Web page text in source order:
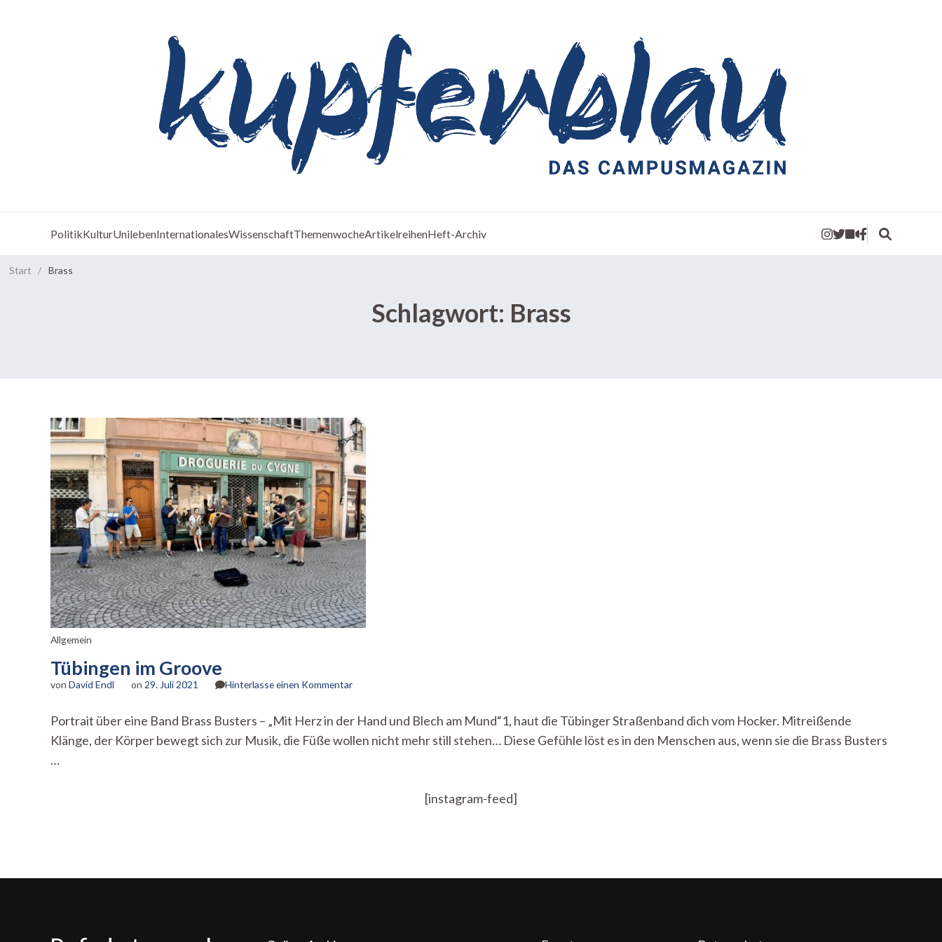
PolitikKulturUnilebenInternationalesWissenschaftThemenwocheArtikelreihenHeft-Archiv
Start / Brass
Schlagwort: Brass
Allgemein
Tübingen im Groove
von David Endl on 29. Juli 2021 Hinterlasse einen Kommentarzu
Groove
Portrait über eine Band Brass Busters – „Mit Herz in der Hand und Blech am Mund“1, haut die Tübinger Straßenband dich vom Hocker. Mitreißende
Klänge, der Körper bewegt sich zur Musik, die Füße wollen nicht mehr still stehen… Diese Gefühle löst es in den Menschen aus, wenn sie die Brass Busters
…
[instagram-feed]